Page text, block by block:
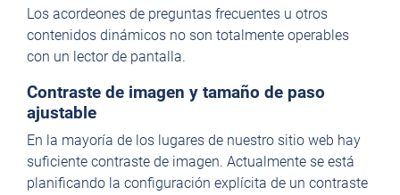
Los acordeones de preguntas frecuentes u otros
contenidos dinámicos no son totalmente operables
con un lector de pantalla.
Contraste de imagen y tamaño de paso
ajustable
En la mayoría de los lugares de nuestro sitio web hay
suficiente contraste de imagen. Actualmente se está
planificando la configuración explícita de un contraste